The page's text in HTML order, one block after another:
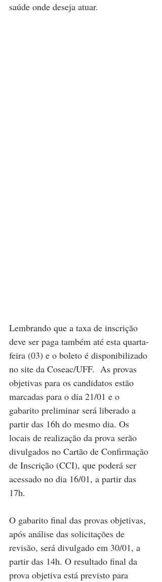
saúde onde deseja atuar.
Lembrando que a taxa de inscrição
deve ser paga também até esta quarta-
feira (03) e o boleto é disponibilizado
no site da Coseac/UFF.  As provas
objetivas para os candidatos estão
marcadas para o dia 21/01 e o
gabarito preliminar será liberado a
partir das 16h do mesmo dia. Os
locais de realização da prova serão
divulgados no Cartão de Confirmação
de Inscrição (CCI), que poderá ser
acessado no dia 16/01, a partir das
17h.
O gabarito final das provas objetivas,
após análise das solicitações de
revisão, será divulgado em 30/01, a
partir das 14h. O resultado final da
prova objetiva está previsto para